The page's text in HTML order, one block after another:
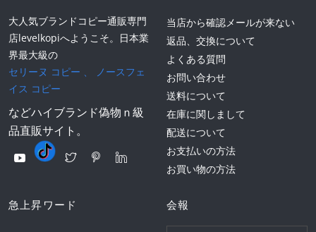
大人気ブランドコピー通販専門
店levelkopiへようこそ。日本業
界最大級の
セリーヌ コピー 、
ノースフェ
イス コピー
などハイブランド偽物ｎ級
品直販サイト。
当店から確認メールが来ない
返品、交換について
よくある質問
お問い合わせ
送料について
在庫に関しまして
配送について
お支払いの方法
お買い物の方法
急上昇ワード 会報